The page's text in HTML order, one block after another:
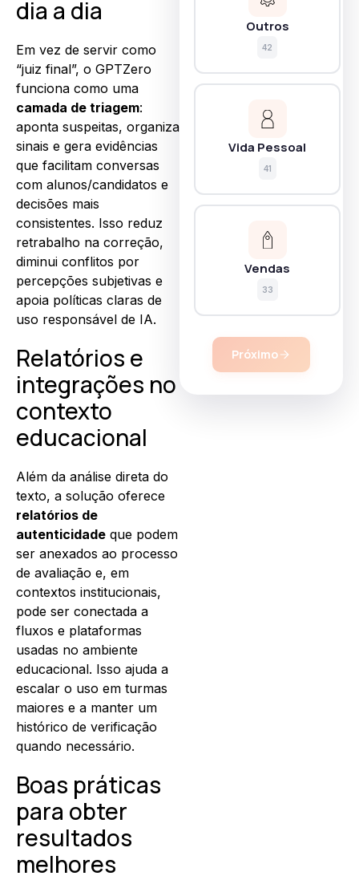
dia a dia
Em vez de servir como
“juiz final”, o GPTZero
funciona como uma
camada de triagem:
aponta suspeitas, organiza
sinais e gera evidências
que facilitam conversas
com alunos/candidatos e
decisões mais
consistentes. Isso reduz
retrabalho na correção,
diminui conflitos por
percepções subjetivas e
apoia políticas claras de
uso responsável de IA.
Relatórios e
integrações no
contexto
educacional
Além da análise direta do
texto, a solução oferece
relatórios de
autenticidade que podem
ser anexados ao processo
de avaliação e, em
contextos institucionais,
pode ser conectada a
fluxos e plataformas
usadas no ambiente
educacional. Isso ajuda a
escalar o uso em turmas
maiores e a manter um
histórico de verificação
quando necessário.
Boas práticas
para obter
resultados
melhores
Outros
42
Vida Pessoal
41
Vendas
33
Próximo